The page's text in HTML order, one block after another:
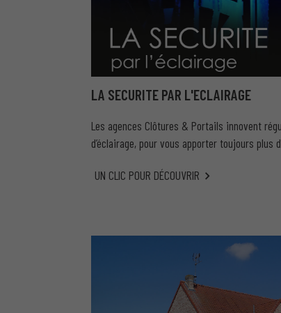
LA SECURITE PAR L'ECLAIRAGE
Les agences Clôtures & Portails innovent
d’éclairage, pour vous apporter toujours plus
UN CLIC POUR DÉCOUVRIR